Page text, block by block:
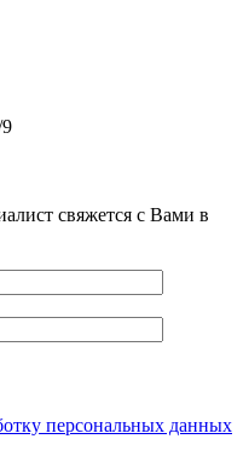
свяжется с Вами в
персональных данных